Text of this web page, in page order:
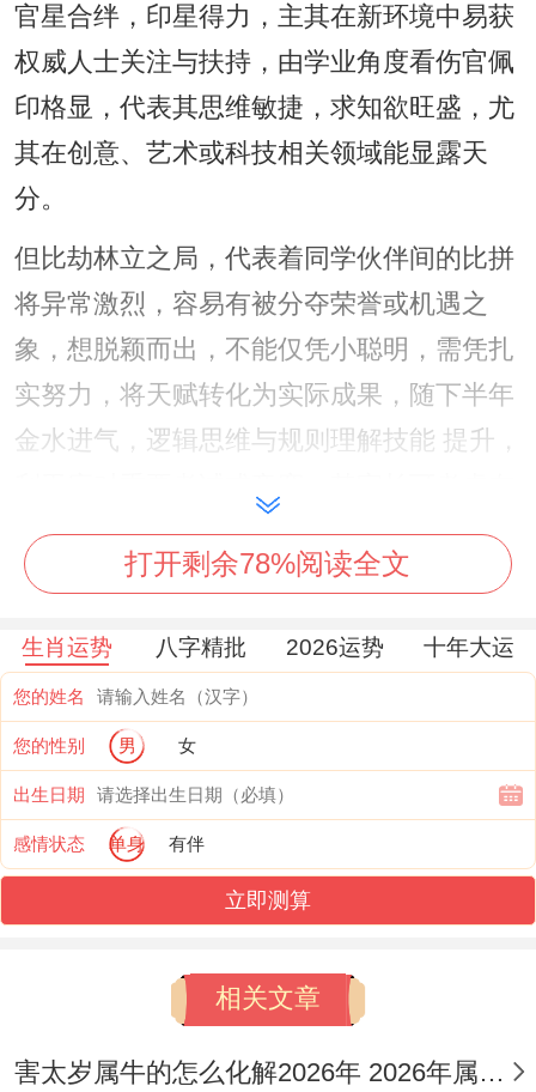
官星合绊，印星得力，主其在新环境中易获
权威人士关注与扶持，由学业角度看伤官佩
印格显，代表其思维敏捷，求知欲旺盛，尤
其在创意、艺术或科技相关领域能显露天
分。
但比劫林立之局，代表着同学伙伴间的比拼
将异常激烈，容易有被分夺荣誉或机遇之
象，想脱颖而出，不能仅凭小聪明，需凭扎
实努力，将天赋转化为实际成果，随下半年
金水进气，逻辑思维与规则理解技能 提升，
书桌东北方摆放祥安阁登榜扬名摆件，以催
旺文昌气场，助其凝神静气，学业精进。
属蛇人2026年财运运势
财星藏于旺火之下。此为「财星不透」，显
示此年男孩自身对金钱直接欲望不显，更多
体现在对心仪物品、兴趣爱好上的花销，其
家庭财运受其命局作用，父辈正财星受劫财
所耗，投资合作须慎防他人争利。
展示，可通过表演、比赛或创作获得奖励与
认可，但火旺土焦，需防因一时喜好而冲动
消费，或为朋友伙伴破费，培养其储蓄观念
打开剩余78%阅读全文
生肖运势 八字精批 2026运势 十年大运
您的姓名
您的性别 男 女
出生日期
感情状态 单身 有伴
立即测算
相关文章
害太岁属牛的怎么化解2026年 2026年属牛害太岁怎么化解